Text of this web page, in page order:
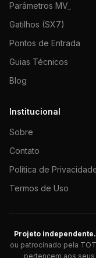
Parâmetros MV_
Gatilhos (SX7)
Pontos de Entrada
Guias Técnicos
Blog
Institucional
Sobre
Contato
Política de
Termos de Uso
Projeto independente.
ou patrocinado pela
pertencem aos